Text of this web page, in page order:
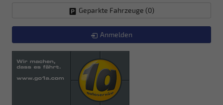
Geparkte Fahrzeuge (0)
Anmelden